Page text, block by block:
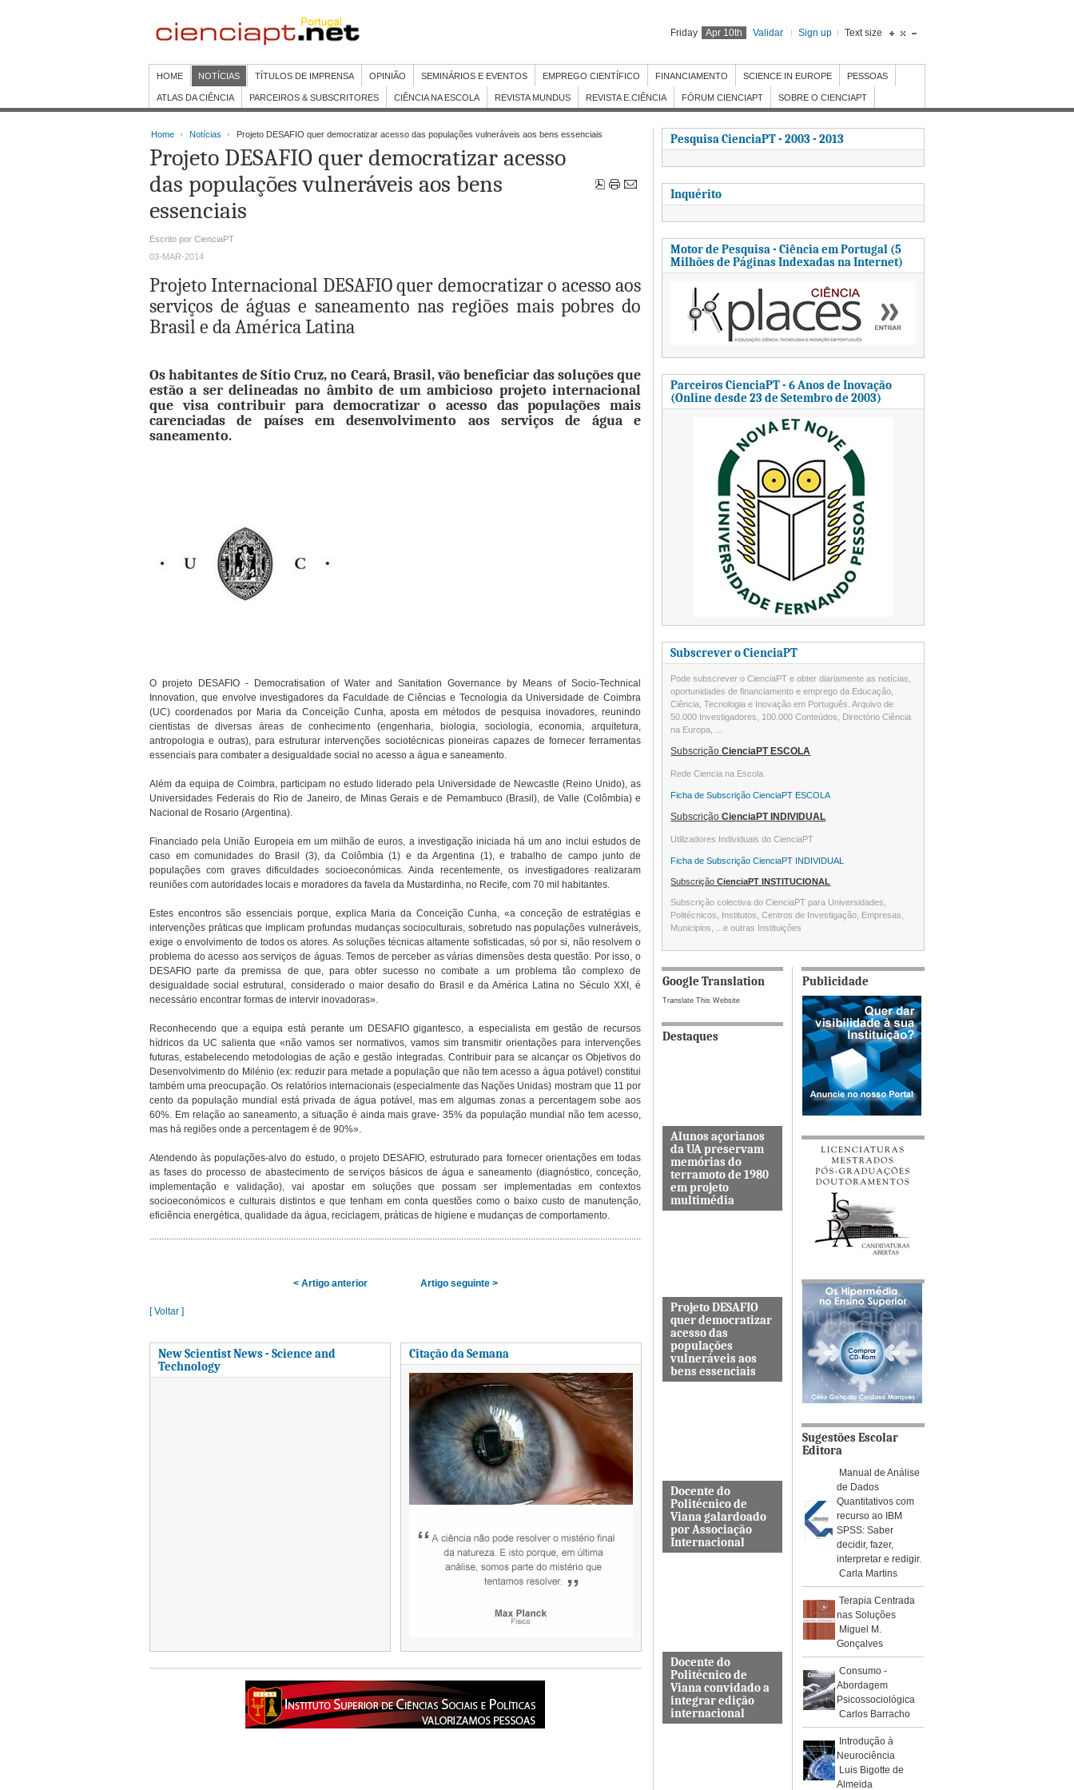
Friday Apr 10th Validar Sign up Text size
HOME NOTÍCIAS TÍTULOS DE IMPRENSA OPINIÃO SEMINÁRIOS E EVENTOS EMPREGO CIENTÍFICO FINANCIAMENTO SCIENCE IN EUROPE PESSOAS
ATLAS DA CIÊNCIA PARCEIROS & SUBSCRITORES CIÊNCIA NA ESCOLA REVISTA MUNDUS REVISTA E.CIÊNCIA FÓRUM CIENCIAPT SOBRE O CIENCIAPT
Home Notícias Projeto DESAFIO quer democratizar acesso das populações vulneráveis aos bens essenciais
Projeto DESAFIO quer democratizar acesso
das populações vulneráveis aos bens
essenciais
Escrito por CienciaPT
03-MAR-2014
Projeto Internacional DESAFIO quer democratizar o acesso aos
serviços de águas e saneamento nas regiões mais pobres do
Brasil e da América Latina
Os habitantes de Sítio Cruz, no Ceará, Brasil, vão beneficiar das soluções que
estão a ser delineadas no âmbito de um ambicioso projeto internacional
que visa contribuir para democratizar o acesso das populações mais
carenciadas de países em desenvolvimento aos serviços de água e
saneamento.
O projeto DESAFIO - Democratisation of Water and Sanitation Governance by Means of Socio-Technical
Innovation, que envolve investigadores da Faculdade de Ciências e Tecnologia da Universidade de Coimbra
(UC) coordenados por Maria da Conceição Cunha, aposta em métodos de pesquisa inovadores, reunindo
cientistas de diversas áreas de conhecimento (engenharia, biologia, sociologia, economia, arquitetura,
antropologia e outras), para estruturar intervenções sociotécnicas pioneiras capazes de fornecer ferramentas
essenciais para combater a desigualdade social no acesso a água e saneamento.
Além da equipa de Coimbra, participam no estudo liderado pela Universidade de Newcastle (Reino Unido), as
Universidades Federais do Rio de Janeiro, de Minas Gerais e de Pernambuco (Brasil), de Valle (Colômbia) e
Nacional de Rosario (Argentina).
Financiado pela União Europeia em um milhão de euros, a investigação iniciada há um ano inclui estudos de
caso em comunidades do Brasil (3), da Colômbia (1) e da Argentina (1), e trabalho de campo junto de
populações com graves dificuldades socioeconómicas. Ainda recentemente, os investigadores realizaram
reuniões com autoridades locais e moradores da favela da Mustardinha, no Recife, com 70 mil habitantes.
Estes encontros são essenciais porque, explica Maria da Conceição Cunha, «a conceção de estratégias e
intervenções práticas que implicam profundas mudanças socioculturais, sobretudo nas populações vulneráveis,
exige o envolvimento de todos os atores. As soluções técnicas altamente sofisticadas, só por si, não resolvem o
problema do acesso aos serviços de águas. Temos de perceber as várias dimensões desta questão. Por isso, o
DESAFIO parte da premissa de que, para obter sucesso no combate a um problema tão complexo de
desigualdade social estrutural, considerado o maior desafio do Brasil e da América Latina no Século XXI, é
necessário encontrar formas de intervir inovadoras».
Reconhecendo que a equipa está perante um DESAFIO gigantesco, a especialista em gestão de recursos
hídricos da UC salienta que «não vamos ser normativos, vamos sim transmitir orientações para intervenções
futuras, estabelecendo metodologias de ação e gestão integradas. Contribuir para se alcançar os Objetivos do
Desenvolvimento do Milénio (ex: reduzir para metade a população que não tem acesso a água potável) constitui
também uma preocupação. Os relatórios internacionais (especialmente das Nações Unidas) mostram que 11 por
cento da população mundial está privada de água potável, mas em algumas zonas a percentagem sobe aos
60%. Em relação ao saneamento, a situação é ainda mais grave- 35% da população mundial não tem acesso,
mas há regiões onde a percentagem é de 90%».
Atendendo às populações-alvo do estudo, o projeto DESAFIO, estruturado para fornecer orientações em todas
as fases do processo de abastecimento de serviços básicos de água e saneamento (diagnóstico, conceção,
implementação e validação), vai apostar em soluções que possam ser implementadas em contextos
socioeconómicos e culturais distintos e que tenham em conta questões como o baixo custo de manutenção,
eficiência energética, qualidade da água, reciclagem, práticas de higiene e mudanças de comportamento.
< Artigo anterior Artigo seguinte >
[ Voltar ]
New Scientist News - Science and
Technology
Citação da Semana
Pesquisa CienciaPT - 2003 - 2013
Inquérito
Motor de Pesquisa - Ciência em Portugal (5
Milhões de Páginas Indexadas na Internet)
Parceiros CienciaPT - 6 Anos de Inovação
(Online desde 23 de Setembro de 2003)
Subscrever o CienciaPT
Pode subscrever o CienciaPT e obter diariamente as notícias,
oportunidades de financiamento e emprego da Educação,
Ciência, Tecnologia e Inovação em Português. Arquivo de
50.000 Investigadores, 100.000 Conteúdos, Directório Ciência
na Europa, ...
SubscriçãoCienciaPT ESCOLA
Rede Ciencia na Escola
Ficha de Subscrição CienciaPT ESCOLA
SubscriçãoCienciaPT INDIVIDUAL
Utilizadores Individuais do CienciaPT
Ficha de Subscrição CienciaPT INDIVIDUAL
SubscriçãoCienciaPT INSTITUCIONAL
Subscrição colectiva do CienciaPT para Universidades,
Politécnicos, Institutos, Centros de Investigação, Empresas,
Municipios, ...e outras Instituições
Google Translation
Translate This Website
Destaques
Alunos açorianos
da UA preservam
memórias do
terramoto de 1980
em projeto
multimédia
Projeto DESAFIO
quer democratizar
acesso das
populações
vulneráveis aos
bens essenciais
Docente do
Politécnico de
Viana galardoado
por Associação
Internacional
Docente do
Politécnico de
Viana convidado a
integrar edição
internacional
Publicidade
Sugestões Escolar
Editora
Manual de Análise
de Dados
Quantitativos com
recurso ao IBM
SPSS: Saber
decidir, fazer,
interpretar e redigir.
Carla Martins
Terapia Centrada
nas Soluções
Miguel M.
Gonçalves
Consumo -
Abordagem
Psicossociológica
Carlos Barracho
Introdução à
Neurociência
Luis Bigotte de
Almeida